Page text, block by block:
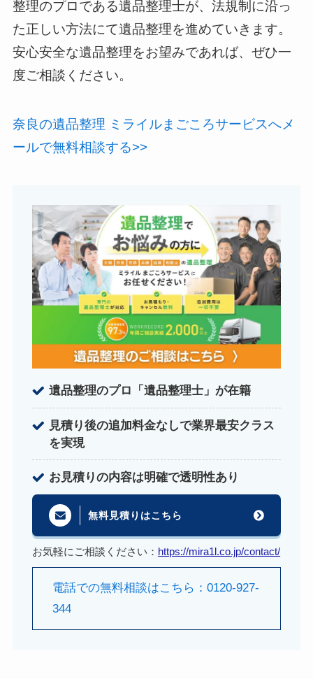
整理のプロである遺品整理士が、法規制に沿っ
た正しい方法にて遺品整理を進めていきます。
安心安全な遺品整理をお望みであれば、ぜひ一
度ご相談ください。
奈良の遺品整理 ミライルまごころサービスへメ
ールで無料相談する>>
遺品整理のプロ「遺品整理士」が在籍
見積り後の追加料金なしで業界最安クラス
を実現
お見積りの内容は明確で透明性あり
無料見積りはこちら
お気軽にご相談ください： https://mira1l.co.jp/contact/
電話での無料相談はこちら：0120-927-
344